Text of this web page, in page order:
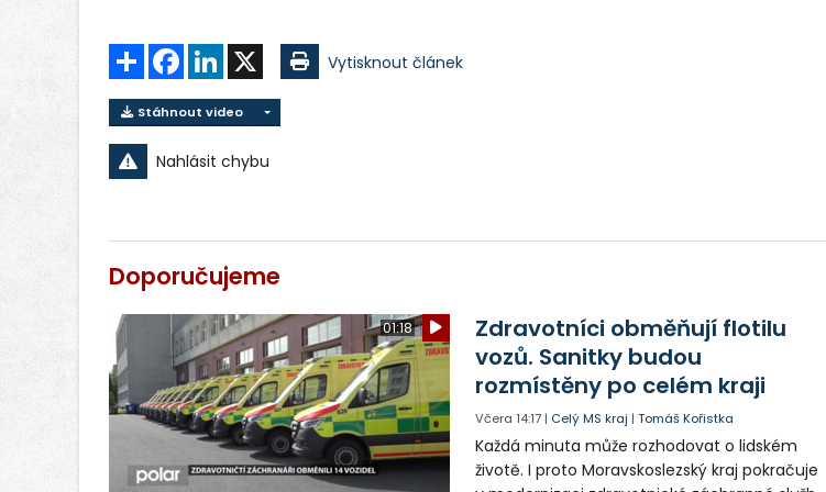
Sdílet FacebookLinkedIn Vytisknout článek
Stáhnout video
Nahlásit chybu
Doporučujeme
01:18
Zdravotníci obměňují flotilu
vozů. Sanitky budou
rozmístěny po celém kraji
Včera 14:17 | Celý MS kraj |Tomáš Kořistka
Každá minuta může rozhodovat o lidském
životě. I proto Moravskoslezský kraj pokračuje